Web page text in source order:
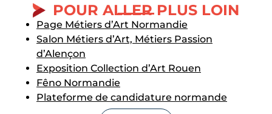
POUR ALLER PLUS LOIN
Page Métiers d’Art Normandie
Salon Métiers d’Art, Métiers Passion
d’Alençon
Exposition Collection d’Art Rouen
Fêno Normandie
Plateforme de candidature normande